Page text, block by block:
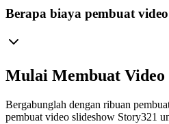
Berapa biaya pembuat
Mulai Membuat
Bergabunglah dengan ribuan
pembuat video slideshow Story321